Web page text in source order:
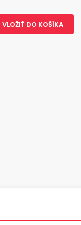
VLOŽIŤ DO KOŠÍKA